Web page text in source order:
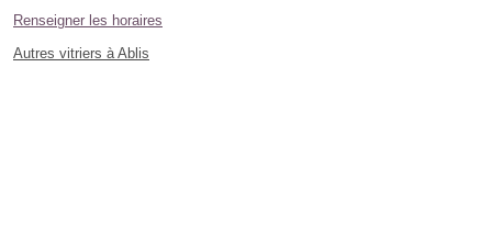
Renseigner les horaires
Autres vitriers à Ablis